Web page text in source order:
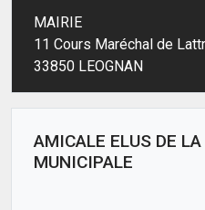
MAIRIE
11 Cours Maréchal de
33850 LEOGNAN
AMICALE ELUS DE
MUNICIPALE